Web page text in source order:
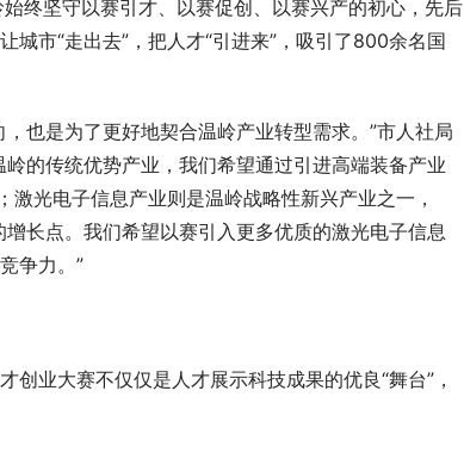
终坚守以赛引才、以赛促创、以赛兴产的初心，先后
市“走出去”，把人才“引进来”，吸引了800余名国
也是为了更好地契合温岭产业转型需求。”市人社局
的传统优势产业，我们希望通过引进高端装备产业
激光电子信息产业则是温岭战略性新兴产业之一，
长点。我们希望以赛引入更多优质的激光电子信息
争力。”
业大赛不仅仅是人才展示科技成果的优良“舞台”，